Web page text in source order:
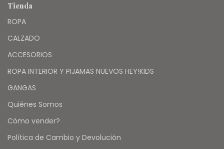
Tienda
ROPA
CALZADO
ACCESORIOS
ROPA INTERIOR Y PIJAMAS NUEVOS HEY!KIDS
GANGAS
Quiénes Somos
Cómo vender?
Política de Cambio y Devolución